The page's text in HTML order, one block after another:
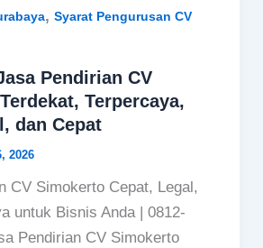
, Syarat Pengurusan CV
Pendirian CV
Terpercaya,
dan Cepat
2026
CV Simokerto Cepat, Legal,
untuk Bisnis Anda | 0812-
Pendirian CV Simokerto